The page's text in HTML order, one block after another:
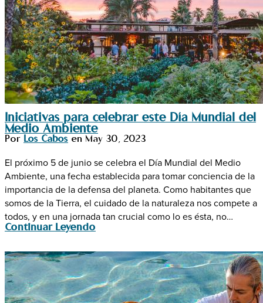
Iniciativas para celebrar este Día Mundial del
Medio Ambiente
Por Los Cabos en May 30, 2023
El próximo 5 de junio se celebra el Día Mundial del Medio
Ambiente, una fecha establecida para tomar conciencia de la
importancia de la defensa del planeta. Como habitantes que
somos de la Tierra, el cuidado de la naturaleza nos compete a
todos, y en una jornada tan crucial como lo es ésta, no…
Continuar Leyendo